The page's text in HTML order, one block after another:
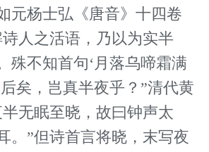
元杨士弘《唐音》十四卷
人之活语，乃以为实半
殊不知首句‘月落乌啼霜满
矣，岂真半夜乎？”清代黄
无眠至晓，故曰钟声太
。”但诗首言将晓，末写夜